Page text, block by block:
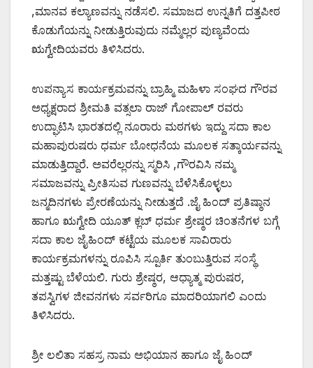
,ಮಾನವ ಕಲ್ಯಾಣವನ್ನು ನಡೆಸಲಿ. ಸಮಾಜದ ಉನ್ನತಿಗೆ ದತ್ತಪೀಠ
ಕೊಡುಗೆಯನ್ನು ನೀಡುತ್ತಿರುವುದು ನಮ್ಮೆಲ್ಲರ ಪುಣ್ಯವೆಂದು
ಋಗ್ವೇದಿಯವರು ತಿಳಿಸಿದರು.
ಉಪನ್ಯಾಸ ಕಾರ್ಯಕ್ರಮವನ್ನು ಬ್ರಾಹ್ಮಿ ಮಹಿಳಾ ಸಂಘದ ಗೌರವ
ಅಧ್ಯಕ್ಷರಾದ ಶ್ರೀಮತಿ ವತ್ಸಲಾ ರಾಜ್ ಗೋಪಾಲ್ ರವರು
ಉದ್ಘಾಟಿಸಿ ಭಾರತದಲ್ಲಿ ನೂರಾರು ಮಠಗಳು ಇದ್ದು ಸದಾ ಕಾಲ
ಮಹಾಪುರುಷರು ಧರ್ಮ ಬೋಧನೆಯ ಮೂಲಕ ಸತ್ಕಾರ್ಯವನ್ನು
ಮಾಡುತ್ತಿದ್ದಾರೆ. ಅವರೆಲ್ಲರನ್ನು ಸ್ಮರಿಸಿ ,ಗೌರವಿಸಿ ನಮ್ಮ
ಸಮಾಜವನ್ನು ಪ್ರೀತಿಸುವ ಗುಣವನ್ನು ಬೆಳೆಸಿಕೊಳ್ಳಲು
ಜನ್ಮದಿನಗಳು ಪ್ರೇರಣೆಯನ್ನು ನೀಡುತ್ತದೆ .ಜೈ ಹಿಂದ್ ಪ್ರತಿಷ್ಠಾನ
ಹಾಗೂ ಋಗ್ವೇದಿ ಯೂತ್ ಕ್ಲಬ್ ಧರ್ಮ ಶ್ರೇಷ್ಠರ ಚಿಂತನೆಗಳ ಬಗ್ಗೆ
ಸದಾ ಕಾಲ ಜೈಹಿಂದ್ ಕಟ್ಟೆಯ ಮೂಲಕ ಸಾವಿರಾರು
ಕಾರ್ಯಕ್ರಮಗಳನ್ನು ರೂಪಿಸಿ ಸ್ಪೂರ್ತಿ ತುಂಬುತ್ತಿರುವ ಸಂಸ್ಥೆ
ಮತ್ತಷ್ಟು ಬೆಳೆಯಲಿ. ಗುರು ಶ್ರೇಷ್ಠರ, ಆಧ್ಯಾತ್ಮ ಪುರುಷರ,
ತಪಸ್ವಿಗಳ ಜೀವನಗಳು ಸರ್ವರಿಗೂ ಮಾದರಿಯಾಗಲಿ ಎಂದು
ತಿಳಿಸಿದರು.
ಶ್ರೀ ಲಲಿತಾ ಸಹಸ್ರ ನಾಮ ಅಭಿಯಾನ ಹಾಗೂ ಜೈ ಹಿಂದ್